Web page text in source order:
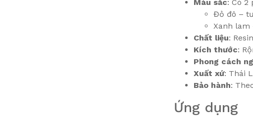
Màu sắc: Có 2
Đỏ đô –
Xanh
Chất liệu:
Kích thước:
Phong cách
Xuất xứ: Thái
Bảo hành:
Ứng dụng